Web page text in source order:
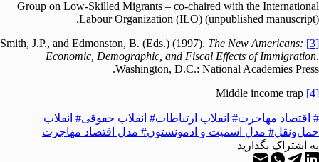
Group on Low-Skilled Migrants – co-chaired with the International
Labour Organization (ILO) (unpublished manuscript).
[3]
The New Americans:
Economic, Demographic, and Fiscal Effects of Immigration.
Washington, D.C.: National Academies Press.
[4]
# اقتصاد مهاجرت# انقلاب ارتباطات# انقلاب حقوقی# انقلاب
حمل‌ونقل# مدل اسمیت و ادمونستون# مدل اقتصاد مهاجرت
به اشتراک بگذارید